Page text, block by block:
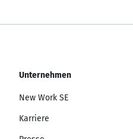
Unternehmen
New Work SE
Karriere